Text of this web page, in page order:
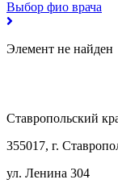
Выбор фио врача
Элемент не найден
Ставропольский
355017, г.
ул. Ленина 304